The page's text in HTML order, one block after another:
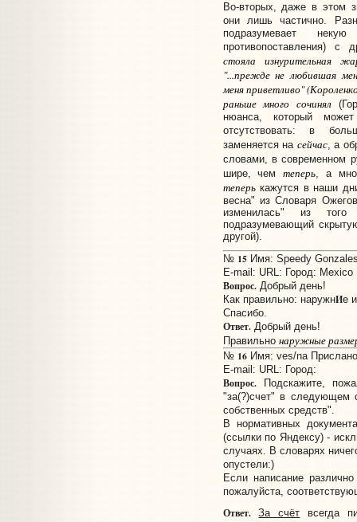
Во-вторых, даже в этом
они лишь частично.
подразумевает
противопоставления)
стояла изнурительная
"...преждене любившая
меня приветливо"
раньшемного сочинял
нюанса, который
отсутствовать: в
заменяется на сейчас, а
словами, в современном
шире, чемтеперь, а
теперькажутся в наши
весна" из Словаря
изменилась" из того
подразумевающий
другой).
№ 15Имя: Speedy
E-mail: URL: Город: Mexico
Вопрос.Добрый день!
Как правильно: наружнИе
Спасибо.
Ответ.Добрый день!
Правильно наружные
№ 16Имя: ves/na
E-mail: URL: Город:
Вопрос.Подскажите,
"за(?)счет" в следующем
собственных средств".
В нормативных
(ссылки по Яндексу) -
случаях. В словарях
опустели:)
Если написание
пожалуйста,
Ответ. За счёт всегда